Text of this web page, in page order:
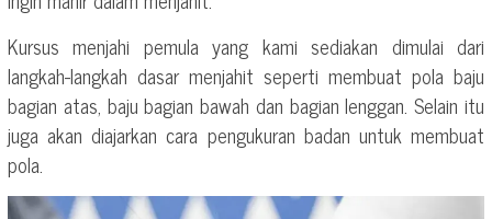
Kursus menjahi pemula yang kami sediakan dimulai dari
langkah-langkah dasar menjahit seperti membuat pola baju
bagian atas, baju bagian bawah dan bagian lenggan. Selain itu
juga akan diajarkan cara pengukuran badan untuk membuat
pola.